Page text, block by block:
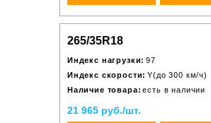
265/35R18
Индекс нагрузки: 97
Индекс скорости: Y(до 300 км/ч)
Наличие товара: есть в наличии
21 965 руб./шт.